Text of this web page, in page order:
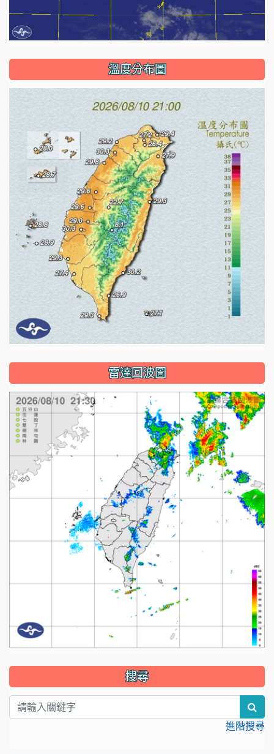
溫度分布圖
雷達回波圖
::: 搜尋
進階搜尋